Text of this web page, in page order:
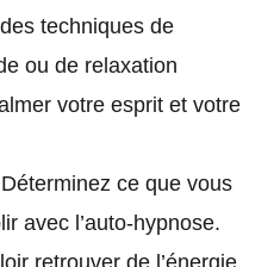
techniques de
ou de relaxation
votre esprit et votre
ce que vous
avec l’auto-hypnose.
retrouver de l’énergie